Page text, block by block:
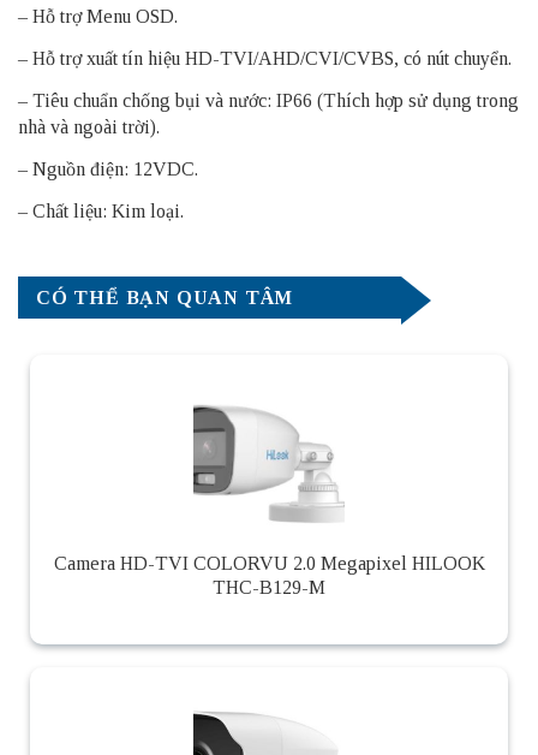
– Hỗ trợ Menu OSD.
– Hỗ trợ xuất tín hiệu HD-TVI/AHD/CVI/CVBS, có nút chuyển.
– Tiêu chuẩn chống bụi và nước: IP66 (Thích hợp sử dụng trong
nhà và ngoài trời).
– Nguồn điện: 12VDC.
– Chất liệu: Kim loại.
CÓ THỂ BẠN QUAN TÂM
Camera HD-TVI COLORVU 2.0 Megapixel HILOOK
THC-B129-M